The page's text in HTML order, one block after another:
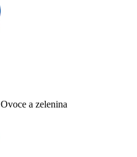
Ovoce a zelenina